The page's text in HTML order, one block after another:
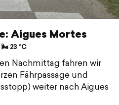
Aigues Mortes
🌬 23 °C
Nachmittag fahren wir
Fährpassage und
weiter nach Aigues